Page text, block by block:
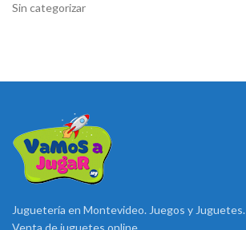
Sin categorizar
Juguetería en Montevideo. Juegos y Juguetes.
Venta de juguetes online